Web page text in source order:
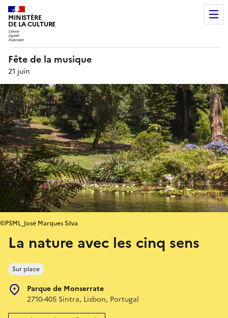
MINISTÈRE
DE LA CULTURE
Fête de la musique
21 juin
La nature avec les cinq sens
Sur place
Parque de Monserrate
2710-405 Sintra, Lisbon, Portugal
©PSML_José Marques Silva